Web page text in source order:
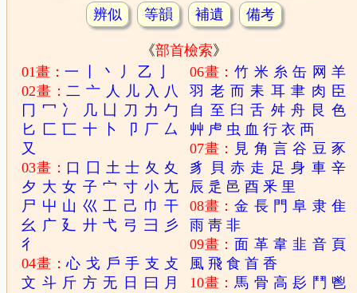
辨似 等韻 補遺 備考
《部首檢索》
01畫：一 丶 丿 乙
02畫：二 亠 人 儿 入 八
冂 冖 冫 几 凵 刀 力 勹
匕 匚 匸 十 卜 卩 厂 厶
又
03畫： 口 囗 土 士 夂 夊
夕 大 女 子 宀 寸 小 尢
尸 屮 山 巛 工 己 巾 干
幺 广 廴 廾 弋 弓 彐
彡
彳
04畫：心 戈 戶 手 支 攴
文 斗 斤 方 无 日 曰 月
06畫：竹 米 糸 缶 网 羊
羽 老 而 耒 耳 聿 肉 臣
自 至 臼 舌 舛 舟 艮 色
艸 虍 虫 血 行 衣 襾
07畫： 見 角 言 谷 豆 豕
豸
貝 赤 走 足 身 車 辛
辰 辵 邑 酉 釆 里
08畫：金 長 門 阜 隶 隹
雨 靑 非
09畫： 面 革 韋 韭 音 頁
風 飛 食 首 香
10畫：馬 骨 高 髟 鬥 鬯